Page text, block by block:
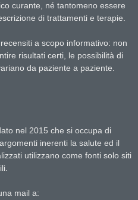
curante, né tantomeno essere
di trattamenti e terapie.
a scopo informativo: non
risultati certi, le possibilità di
da paziente a paziente.
nel 2015 che si occupa di
inerenti la salute ed il
utilizzano come fonti solo siti
mail a: